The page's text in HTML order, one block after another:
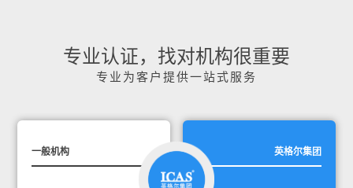
专业认证，找对机构很重要
专业为客户提供一站式服务
一般机构 英格尔集团